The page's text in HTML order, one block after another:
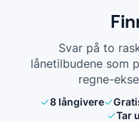
Svar på to
lånetilbudene som
regne-
8långivere
Tar